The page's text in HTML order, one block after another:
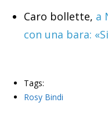
Caro bollette, a
con una bara:
Tags:
Rosy Bindi